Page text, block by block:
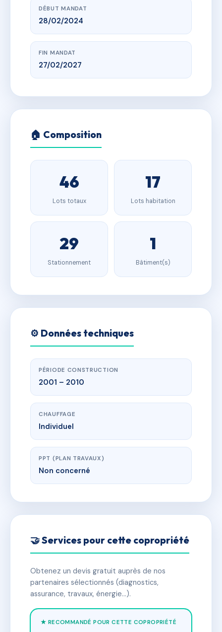
DÉBUT MANDAT
28/02/2024
FIN MANDAT
27/02/2027
🏠 Composition
46
Lots totaux
17
Lots habitation
29
Stationnement
1
Bâtiment(s)
⚙️ Données techniques
PÉRIODE CONSTRUCTION
2001 – 2010
CHAUFFAGE
Individuel
PPT (PLAN TRAVAUX)
Non concerné
🤝 Services pour cette copropriété
Obtenez un devis gratuit auprès de nos
partenaires sélectionnés (diagnostics,
assurance, travaux, énergie…).
★ RECOMMANDÉ POUR CETTE COPROPRIÉTÉ